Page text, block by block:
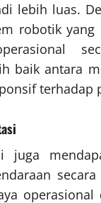
lebih luas.
robotik
baik antara
terhadap
juga